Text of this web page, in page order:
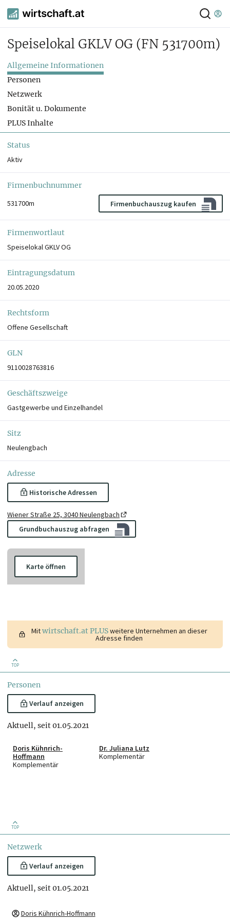
Speiselokal GKLV OG (FN 531700m)
Allgemeine Informationen
Personen
Netzwerk
Bonität u. Dokumente
PLUS Inhalte
Status
Aktiv
Firmenbuchnummer
531700m
Firmenbuchauszug kaufen
Firmenwortlaut
Speiselokal GKLV OG
Eintragungsdatum
20.05.2020
Rechtsform
Offene Gesellschaft
GLN
9110028763816
Geschäftszweige
Gastgewerbe und Einzelhandel
Sitz
Neulengbach
Adresse
Historische Adressen
Wiener Straße 25, 3040 Neulengbach
Grundbuchauszug abfragen
Karte öffnen
Mitwirtschaft.at PLUSweitere Unternehmen an dieser
Adresse finden
TOP
Personen
Verlauf anzeigen
Aktuell, seit 01.05.2021
Doris Kühnrich-
Hoffmann
Komplementär
Dr. Juliana Lutz
Komplementär
TOP
Netzwerk
Verlauf anzeigen
Aktuell, seit 01.05.2021
Doris Kühnrich-Hoffmann